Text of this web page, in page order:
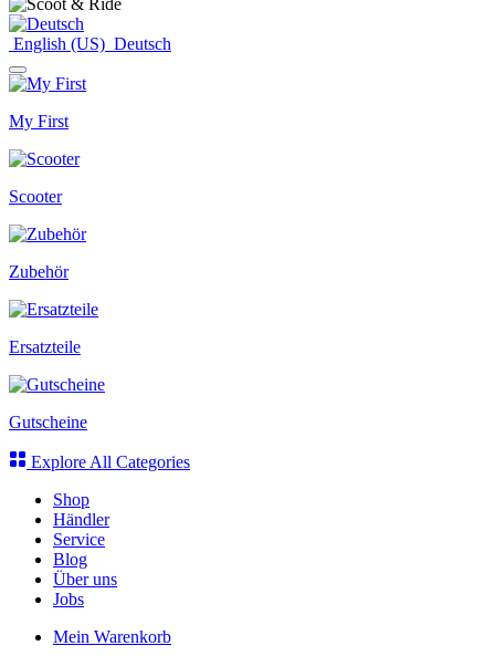
English (US) Deutsch
My First
Scooter
Zubehör
Ersatzteile
Gutscheine
Explore All Categories
Shop
Händler
Service
Blog
Über uns
Jobs
Mein Warenkorb